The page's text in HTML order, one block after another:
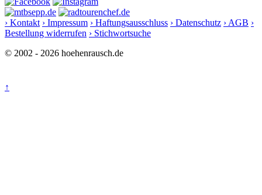
› Kontakt › Impressum › Haftungsausschluss › Datenschutz › AGB ›
Bestellung widerrufen › Stichwortsuche
© 2002 - 2026 hoehenrausch.de
↑